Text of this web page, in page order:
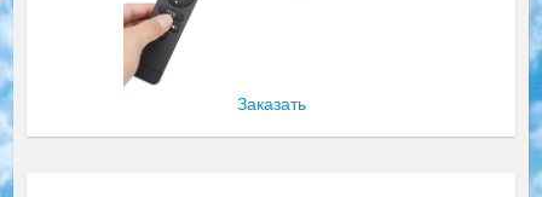
Заказать